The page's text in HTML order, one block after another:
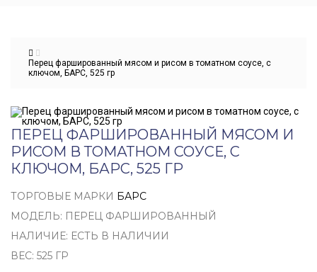
Перец фаршированный мясом и рисом в томатном соусе, с
ключом, БАРС, 525 гр
ПЕРЕЦ ФАРШИРОВАННЫЙ МЯСОМ И
РИСОМ В ТОМАТНОМ СОУСЕ, С
КЛЮЧОМ, БАРС, 525 ГР
ТОРГОВЫЕ МАРКИ БАРС
МОДЕЛЬ: ПЕРЕЦ ФАРШИРОВАННЫЙ
НАЛИЧИЕ: ЕСТЬ В НАЛИЧИИ
ВЕС: 525 ГР